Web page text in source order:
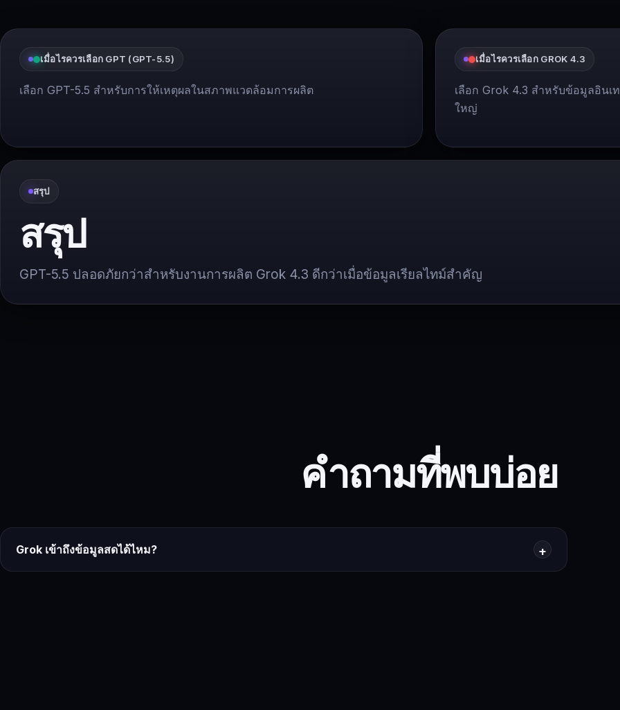
เมื่อไรควรเลือก GPT (GPT-5.5)
เลือก GPT-5.5 สำหรับการให้เหตุผลในสภาพแวดล้อมการผลิต
เมื่อไรควรเลือก GROK 4.3
เลือก Grok 4.3 สำหรับข้อมูลอินเ
ใหญ่
สรุป
สรุป
GPT-5.5 ปลอดภัยกว่าสำหรับงานการผลิต Grok 4.3 ดีกว่าเมื่อข้อมูลเรียลไทม์สำคัญ
คำถามที่พบบ่อย
Grok เข้าถึงข้อมูลสดได้ไหม?